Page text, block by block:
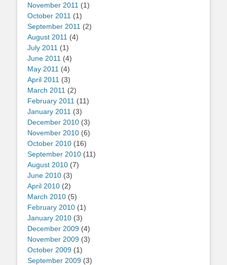
November 2011 (1)
October 2011 (1)
September 2011 (2)
August 2011 (4)
July 2011 (1)
June 2011 (4)
May 2011 (4)
April 2011 (3)
March 2011 (2)
February 2011 (11)
January 2011 (3)
December 2010 (3)
November 2010 (6)
October 2010 (16)
September 2010 (11)
August 2010 (7)
June 2010 (3)
April 2010 (2)
March 2010 (5)
February 2010 (1)
January 2010 (3)
December 2009 (4)
November 2009 (3)
October 2009 (1)
September 2009 (3)